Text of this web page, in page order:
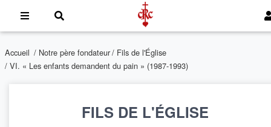
Accueil / Notre père fondateur/ Fils de l'Église
/ VI. « Les enfants demandent du pain » (1987-1993)
FILS DE L'ÉGLISE